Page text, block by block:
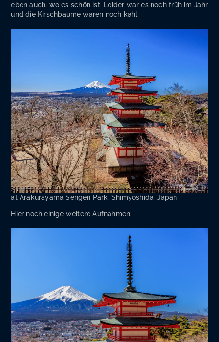
eben auch, wo es schön ist. Lei­der war es noch früh im Jahr
und die Kirsch­bäu­me waren noch kahl.
at Ara­ku­ra­ya­ma Sen­gen Park, Shi­myo­shi­da, Japan
Hier noch eini­ge wei­te­re Aufnahmen: